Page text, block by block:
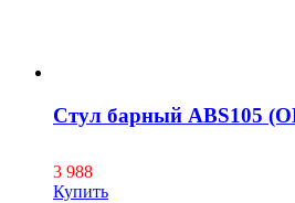
Стул барный ABS105
3 988
Купить